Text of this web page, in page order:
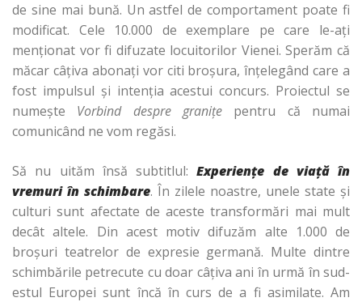
de sine mai bună. Un astfel de comportament poate fi
modificat. Cele 10.000 de exemplare pe care le-aţi
menţionat vor fi difuzate locuitorilor Vienei. Sperăm că
măcar câţiva abonaţi vor citi broşura, înţelegând care a
fost impulsul şi intenţia acestui concurs. Proiectul se
numeşte Vorbind despre graniţe pentru că numai
comunicând ne vom regăsi.
Să nu uităm însă subtitlul:Experiențe de viață în
vremuri în schimbare. În zilele noastre, unele state şi
culturi sunt afectate de aceste transformări mai mult
decât altele. Din acest motiv difuzăm alte 1.000 de
broşuri teatrelor de expresie germană. Multe dintre
schimbările petrecute cu doar câţiva ani în urmă în sud-
estul Europei sunt încă în curs de a fi asimilate. Am